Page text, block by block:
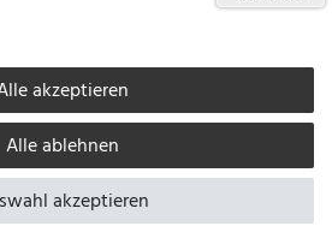
und manuelle Maßnahmen ein, um
MwSt. zzgl.Versandkosten
/ Realisationcolornativ /
akzeptieren
Alle ablehnen
akzeptieren